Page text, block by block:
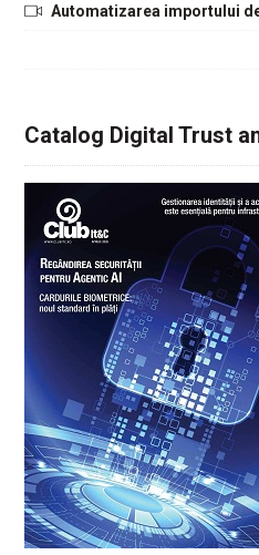
Automatizarea importului
Catalog Digital Trust